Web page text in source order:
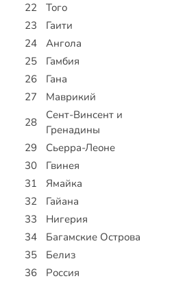
22
Того
23
Гаити
24
Ангола
25
Гамбия
26
Гана
27
Маврикий
28
Сент-Винсент и
Гренадины
29
Сьерра-Леоне
30
Гвинея
31
Ямайка
32
Гайана
33
Нигерия
34
Багамские Острова
35
Белиз
36
Россия